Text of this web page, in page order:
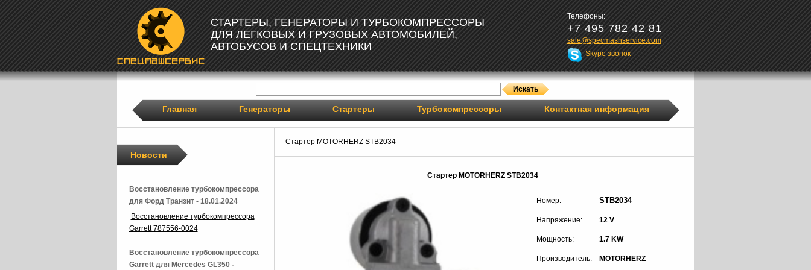
СТАРТЕРЫ, ГЕНЕРАТОРЫ И ТУРБОКОМПРЕССОРЫ
ДЛЯ ЛЕГКОВЫХ И ГРУЗОВЫХ АВТОМОБИЛЕЙ,
АВТОБУСОВ И СПЕЦТЕХНИКИ
Телефоны:
+7 495 782 42 81
sale@specmashservice.com
Skype звонок
Главная Генераторы Стартеры Турбокомпрессоры Контактная информация
Стартер MOTORHERZ STB2034
Стартер MOTORHERZ STB2034
Номер: STB2034
Напряжение: 12 V
Мощность: 1.7 KW
Производитель: MOTORHERZ
Новости
Восстановление турбокомпрессора
для Форд Транзит - 18.01.2024
Восстановление турбокомпрессора
Garrett 787556-0024
Восстановление турбокомпрессора
Garrett для Mercedes GL350 -